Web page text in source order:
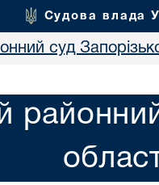
Судова влада
суд